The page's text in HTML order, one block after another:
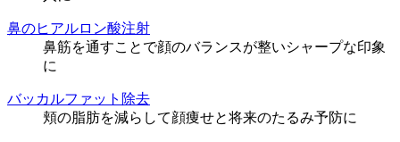
鼻のヒアルロン酸注射
鼻筋を通すことで顔のバランスが整いシャープな印象
に
バッカルファット除去
頬の脂肪を減らして顔痩せと将来のたるみ予防に